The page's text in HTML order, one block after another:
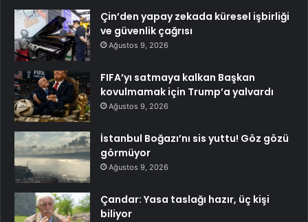
Çin’den yapay zekada küresel işbirliği
ve güvenlik çağrısı
Ağustos 9, 2026
FIFA’yı satmaya kalkan Başkan
kovulmamak için Trump’a yalvardı
Ağustos 9, 2026
İstanbul Boğazı’nı sis yuttu! Göz gözü
görmüyor
Ağustos 9, 2026
Çandar: Yasa taslağı hazır, üç kişi
biliyor